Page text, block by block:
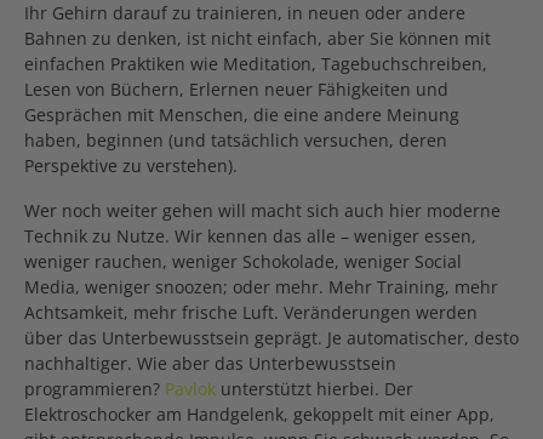
Ihr Gehirn darauf zu trainieren, in neuen oder andere
Bahnen zu denken, ist nicht einfach, aber Sie können mit
einfachen Praktiken wie Meditation, Tagebuchschreiben,
Lesen von Büchern, Erlernen neuer Fähigkeiten und
Gesprächen mit Menschen, die eine andere Meinung
haben, beginnen (und tatsächlich versuchen, deren
Perspektive zu verstehen).
Wer noch weiter gehen will macht sich auch hier moderne
Technik zu Nutze. Wir kennen das alle – weniger essen,
weniger rauchen, weniger Schokolade, weniger Social
Media, weniger snoozen; oder mehr. Mehr Training, mehr
Achtsamkeit, mehr frische Luft. Veränderungen werden
über das Unterbewusstsein geprägt. Je automatischer, desto
nachhaltiger. Wie aber das Unterbewusstsein
programmieren? Pavlok unterstützt hierbei. Der
Elektroschocker am Handgelenk, gekoppelt mit einer App,